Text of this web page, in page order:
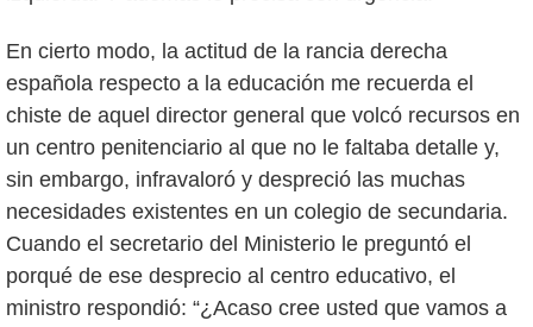
En cierto modo, la actitud de la rancia derecha
española respecto a la educación me recuerda el
chiste de aquel director general que volcó recursos en
un centro penitenciario al que no le faltaba detalle y,
sin embargo, infravaloró y despreció las muchas
necesidades existentes en un colegio de secundaria.
Cuando el secretario del Ministerio le preguntó el
porqué de ese desprecio al centro educativo, el
ministro respondió: “¿Acaso cree usted que vamos a